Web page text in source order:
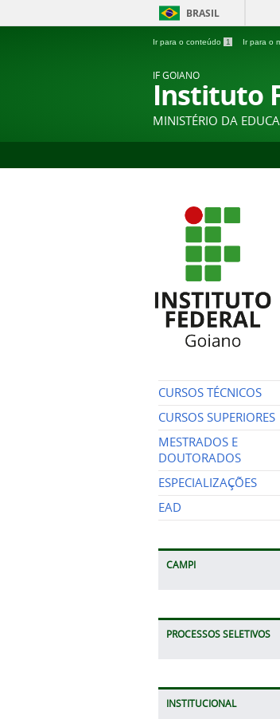
BRASIL
Ir para o conteúdo 1 Ir para o
IF GOIANO
Instituto
MINISTÉRIO DA
CURSOS TÉCNICOS
CURSOS SUPERIORES
MESTRADOS E
DOUTORADOS
ESPECIALIZAÇÕES
EAD
CAMPI
PROCESSOS SELETIVOS
INSTITUCIONAL